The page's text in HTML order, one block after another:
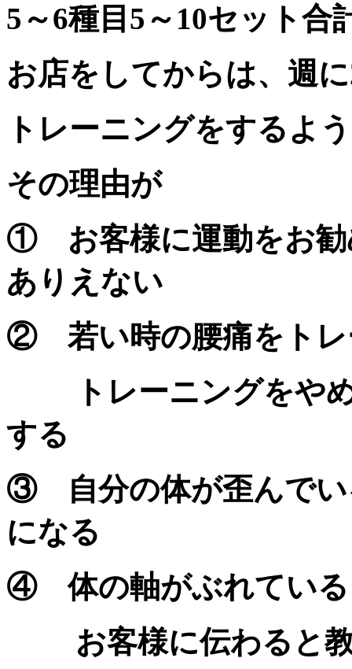
5～6種目5～10セット合
お店をしてからは、週
トレーニングをするよ
その理由が
① お客様に運動をお勧
ありえない
② 若い時の腰痛をトレ
トレーニングをやめ
する
③ 自分の体が歪んでい
になる
④ 体の軸がぶれている
お客様に伝わると教